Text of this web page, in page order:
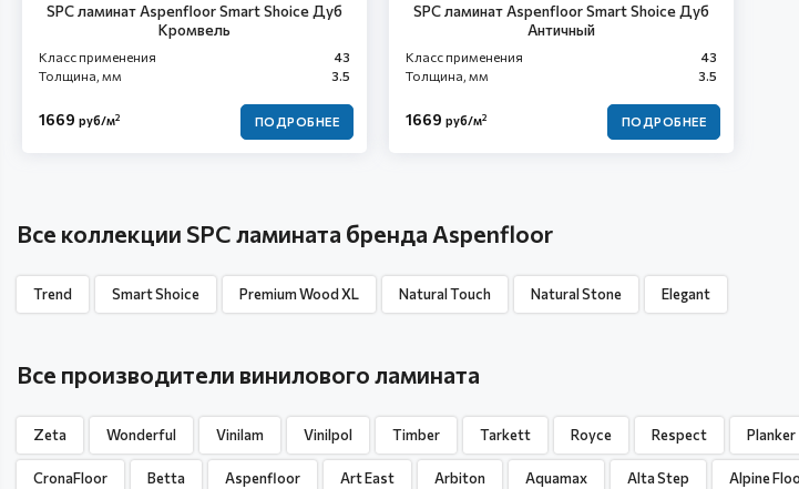
SPC ламинат Aspenfloor Smart Shoice Дуб
Кромвель
Класс применения
43
Толщина, мм
3.5
1669 руб/м2 ПОДРОБНЕЕ
SPC ламинат Aspenfloor Smart Shoice Дуб
Античный
Класс применения
43
Толщина, мм
3.5
1669 руб/м2 ПОДРОБНЕЕ
Все коллекции SPC ламината бренда Aspenfloor
Trend Smart Shoice Premium Wood XL Natural Touch Natural Stone Elegant
Все производители винилового ламината
Zeta Wonderful Vinilam Vinilpol Timber Tarkett Royce Respect Planker
CronaFloor Betta Aspenfloor Art East Arbiton Aquamax Alta Step Alpine